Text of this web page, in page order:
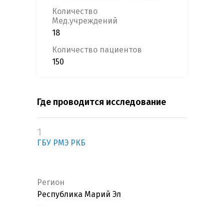
Количество
Мед.учреждений
18
Количество пациентов
150
Где проводится исследование
1
ГБУ РМЭ РКБ
Регион
Республика Марий Эл